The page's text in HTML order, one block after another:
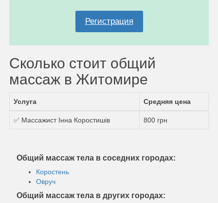
Регистрация
Сколько стоит общий
массаж в Житомире
Услуга Средняя цена
✅ Массажист Інна Коростишів 800 грн
Общий массаж тела в соседних городах:
Коростень
Овруч
Общий массаж тела в других городах: